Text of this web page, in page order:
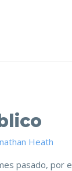
Heath
pasado,